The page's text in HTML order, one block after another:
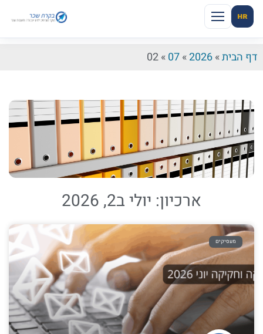
HR
דף הבית»
2026
»
07
»
ארכיון: יולי ב2, 2026
מעסיקים